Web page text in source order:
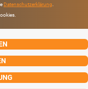
Datenschutzerklärung